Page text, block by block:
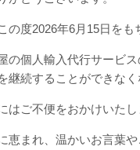
の度2026年6月15日を
の個人輸入代行サービ
継続することができなく
はご不便をおかけいた
恵まれ、温かいお言葉